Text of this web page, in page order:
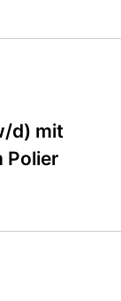
d) mit
Polier